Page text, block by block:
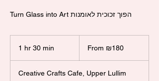
Turn Glass into Art הפוך זכוכית לאומנות
1 hr 30 min
0
Israeli
shekels
From ₪180
Creative Crafts Cafe, Upper Lullim